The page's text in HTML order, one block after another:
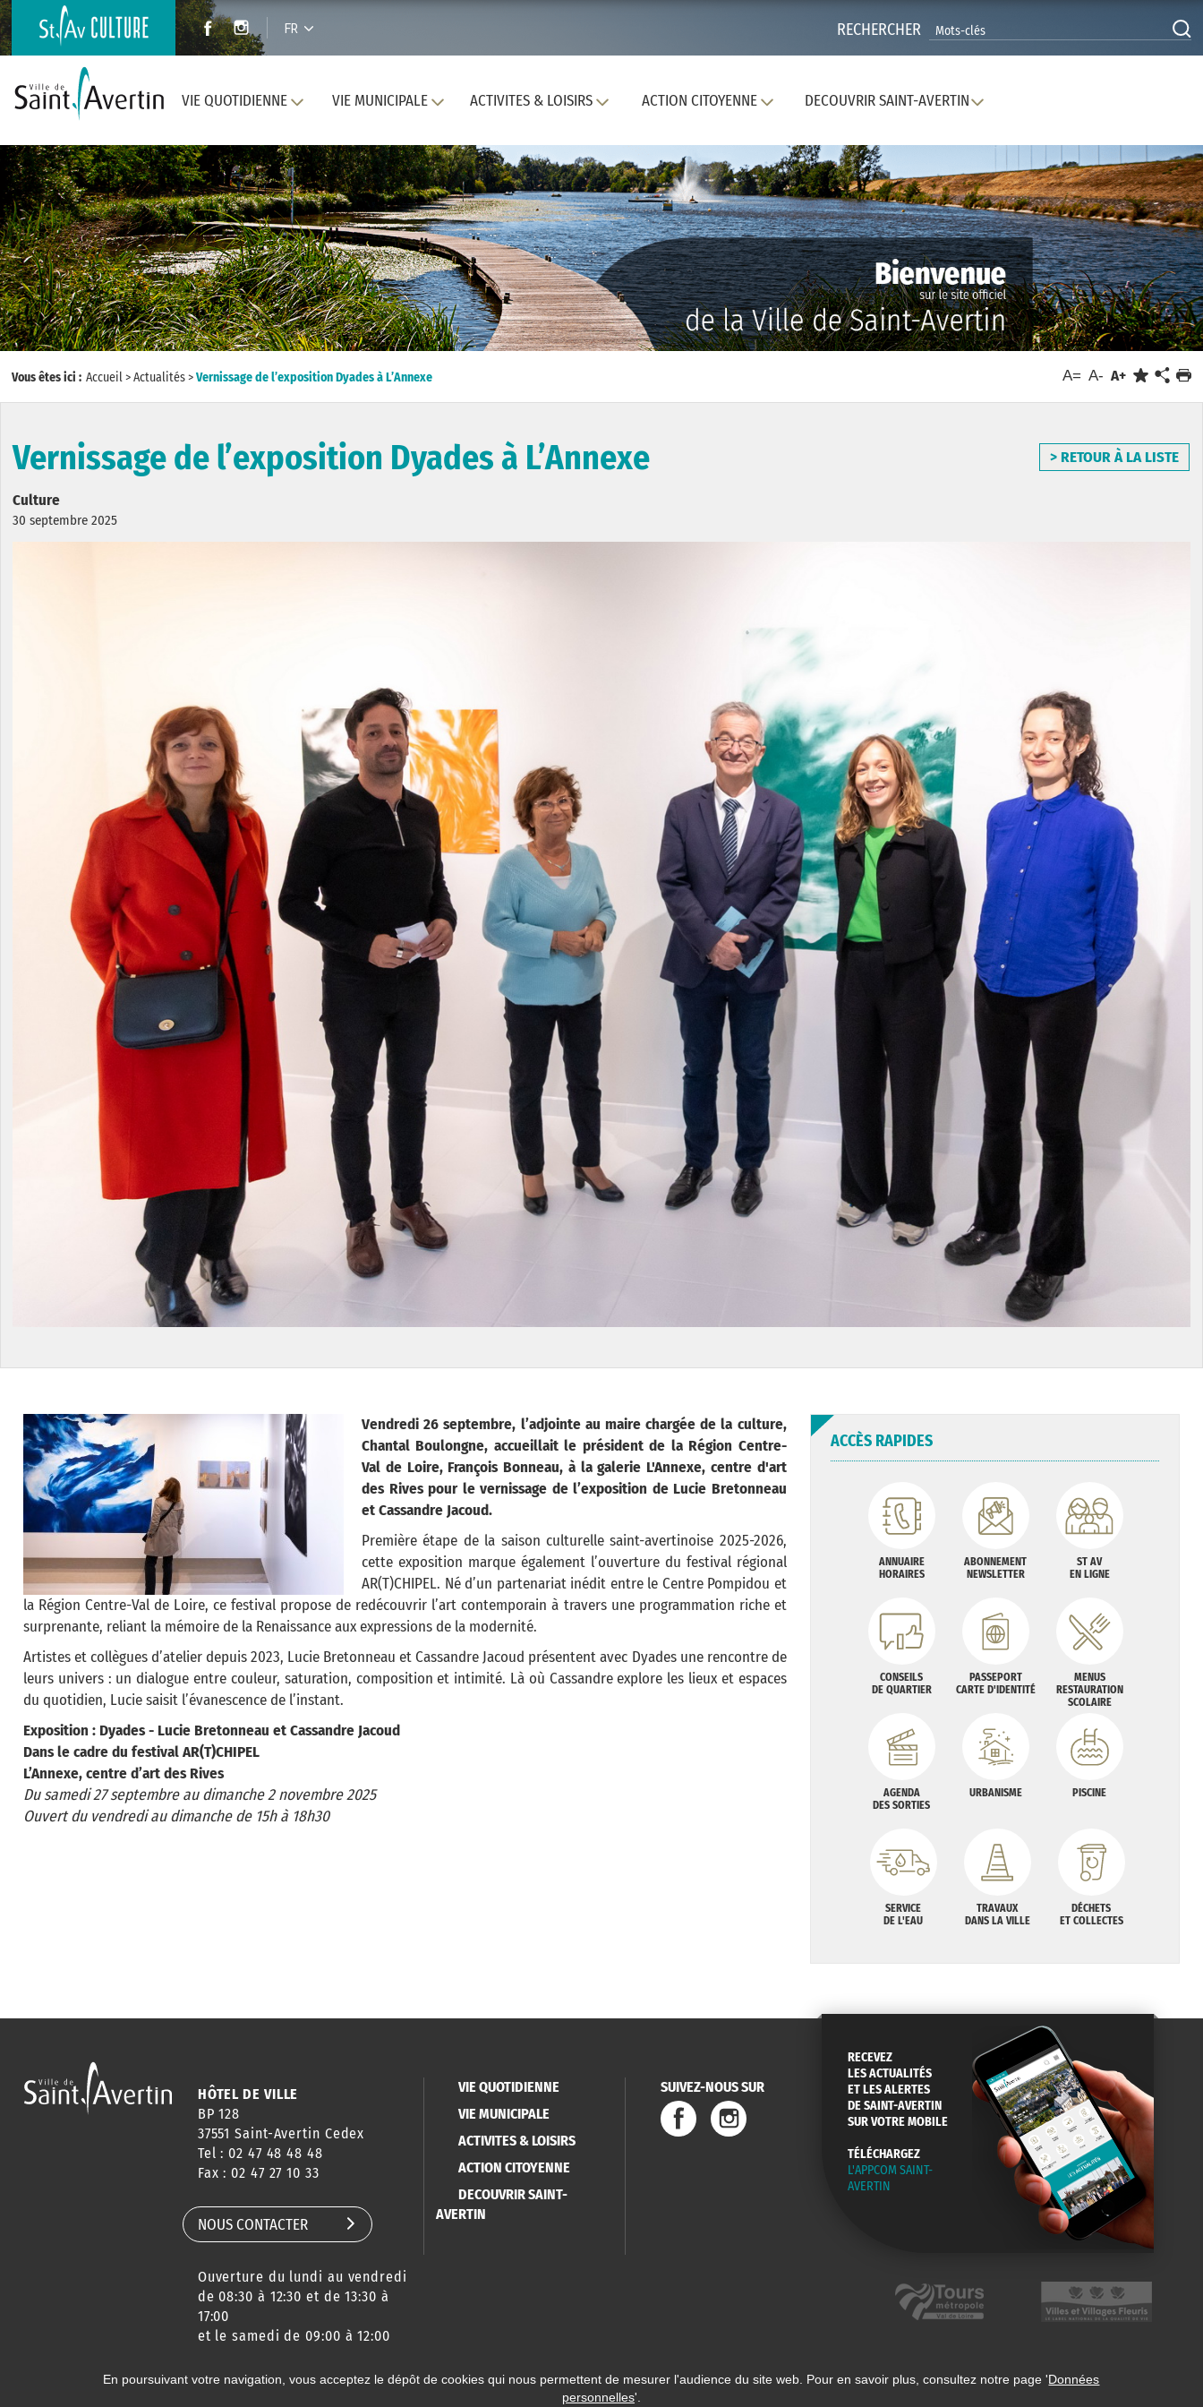
FR RECHERCHER
VIE QUOTIDIENNE VIE MUNICIPALE ACTIVITES & LOISIRS ACTION CITOYENNE DECOUVRIR SAINT-AVERTIN
Vous êtes ici : Accueil>Actualités>Vernissage de l’exposition Dyades à L’Annexe A= A- A+
Vernissage de l’exposition Dyades à L’Annexe > RETOUR À LA LISTE
Culture
30 septembre 2025
Vendredi 26 septembre, l’adjointe au maire chargée de la culture,
Chantal Boulongne, accueillait le président de la Région Centre-
Val de Loire, François Bonneau, à la galerie L'Annexe, centre d'art
des Rives pour le vernissage de l’exposition de Lucie Bretonneau
et Cassandre Jacoud.
Première étape de la saison culturelle saint-avertinoise 2025-2026,
cette exposition marque également l’ouverture du festival régional
AR(T)CHIPEL. Né d’un partenariat inédit entre le Centre Pompidou et
la Région Centre-Val de Loire, ce festival propose de redécouvrir l’art contemporain à travers une programmation riche et
surprenante, reliant la mémoire de la Renaissance aux expressions de la modernité.
Artistes et collègues d’atelier depuis 2023, Lucie Bretonneau et Cassandre Jacoud présentent avec Dyades une rencontre de
leurs univers : un dialogue entre couleur, saturation, composition et intimité. Là où Cassandre explore les lieux et espaces
du quotidien, Lucie saisit l’évanescence de l’instant.
Exposition : Dyades - Lucie Bretonneau et Cassandre Jacoud
Dans le cadre du festival AR(T)CHIPEL
L’Annexe, centre d’art des Rives
Du samedi 27 septembre au dimanche 2 novembre 2025
Ouvert du vendredi au dimanche de 15h à 18h30
ACCÈS RAPIDES
ANNUAIRE
HORAIRES
ABONNEMENT
NEWSLETTER
ST AV
EN LIGNE
CONSEILS
DE QUARTIER
PASSEPORT
CARTE D'IDENTITÉ
MENUS
RESTAURATION
SCOLAIRE
AGENDA
DES SORTIES
URBANISME PISCINE
SERVICE
DE L'EAU
TRAVAUX
DANS LA VILLE
DÉCHETS
ET COLLECTES
HÔTEL DE VILLE
BP 128
37551 Saint-Avertin Cedex
Tel : 02 47 48 48 48
Fax : 02 47 27 10 33
NOUS CONTACTER
Ouverture du lundi au vendredi
de 08:30 à 12:30 et de 13:30 à
17:00
et le samedi de 09:00 à 12:00
VIE QUOTIDIENNE
VIE MUNICIPALE
ACTIVITES & LOISIRS
ACTION CITOYENNE
DECOUVRIR SAINT-
AVERTIN
SUIVEZ-NOUS SUR
RECEVEZ
LES ACTUALITÉS
ET LES ALERTES
DE SAINT-AVERTIN
SUR VOTRE MOBILE
TÉLÉCHARGEZ
L'APPCOM SAINT-
AVERTIN
En poursuivant votre navigation, vous acceptez le dépôt de cookies qui nous permettent de mesurer l'audience du site web. Pour en savoir plus, consultez notre page 'Données
personnelles'.